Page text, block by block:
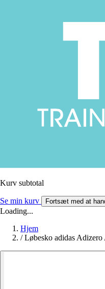
Kurv subtotal
Se min kurv Fortsæt med at
Loading...
Hjem
/ Løbesko adidas